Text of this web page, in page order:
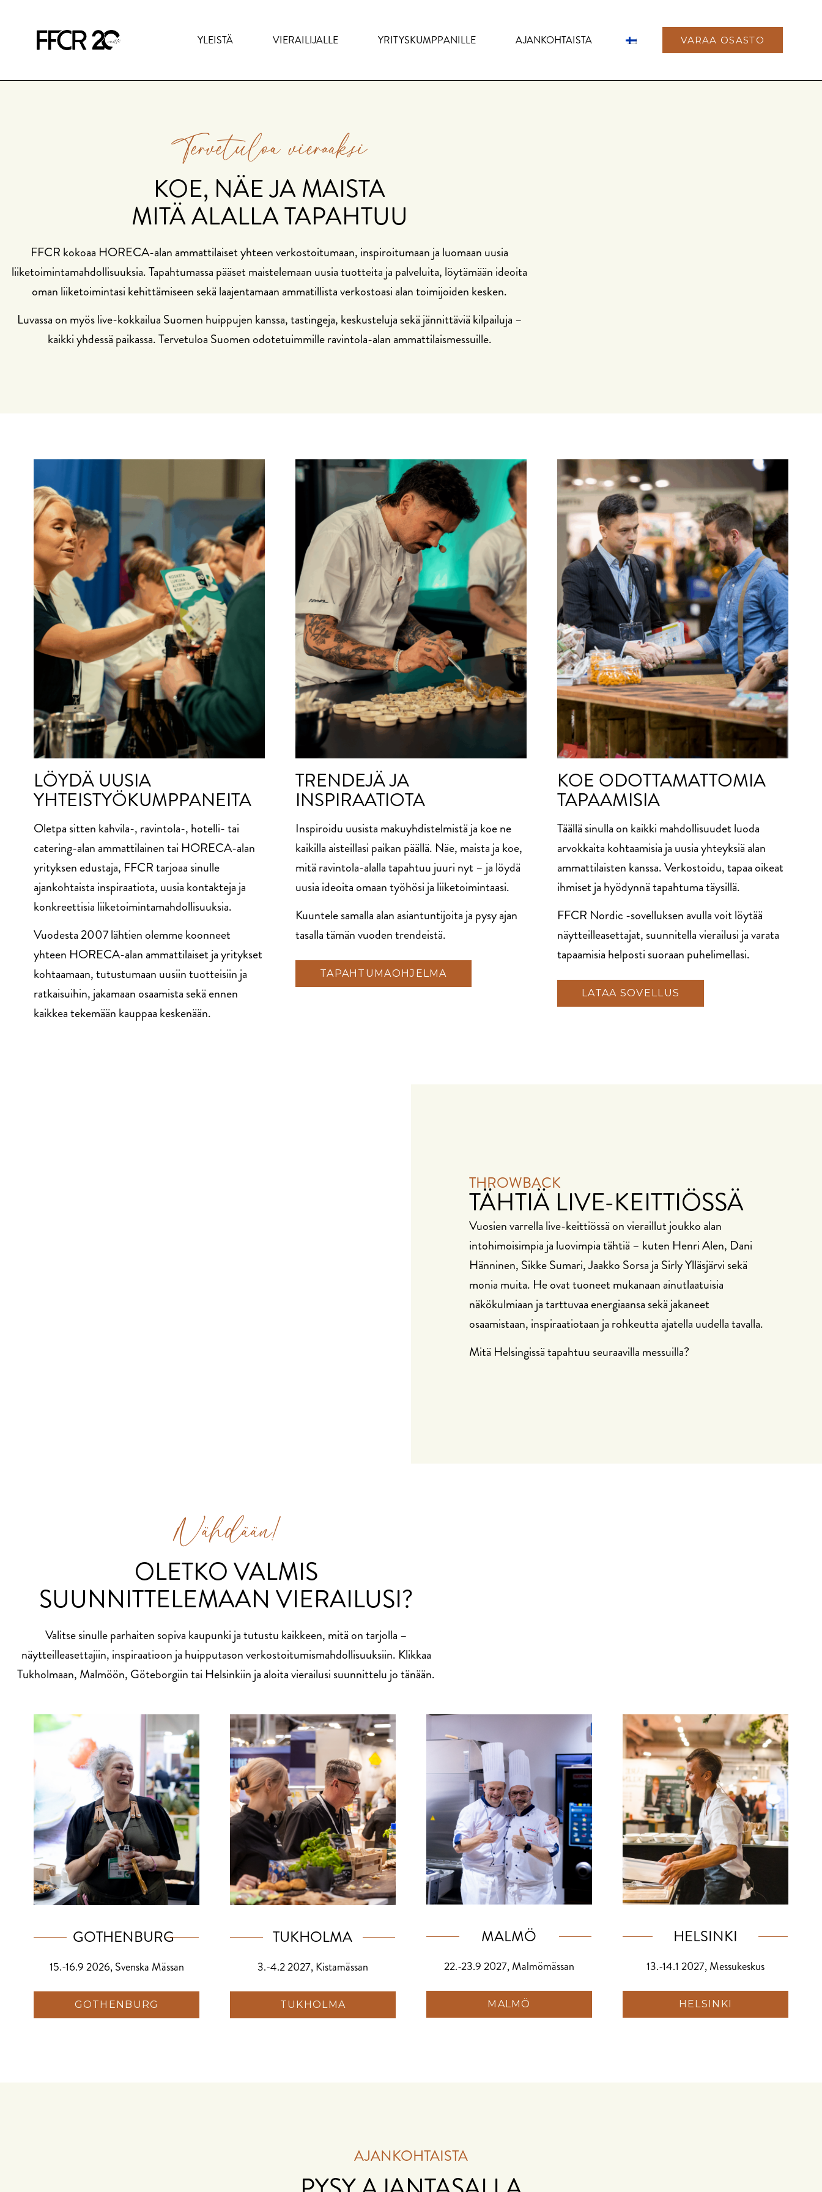
YLEISTÄ VIERAILIJALLE YRITYSKUMPPANILLE AJANKOHTAISTA VARAA OSASTO
Tervetuloa vieraaksi
KOE, NÄE JA MAISTA
MITÄ ALALLA TAPAHTUU
FFCR kokoaa HORECA-alan ammattilaiset yhteen verkostoitumaan, inspiroitumaan ja luomaan uusia
liiketoimintamahdollisuuksia. Tapahtumassa pääset maistelemaan uusia tuotteita ja palveluita, löytämään ideoita
oman liiketoimintasi kehittämiseen sekä laajentamaan ammatillista verkostoasi alan toimijoiden kesken.
Luvassa on myös live-kokkailua Suomen huippujen kanssa, tastingeja, keskusteluja sekä jännittäviä kilpailuja –
kaikki yhdessä paikassa. Tervetuloa Suomen odotetuimmille ravintola-alan ammattilaismessuille.
LÖYDÄ UUSIA
YHTEISTYÖKUMPPANEITA
Oletpa sitten kahvila-, ravintola-, hotelli- tai
catering-alan ammattilainen tai HORECA-alan
yrityksen edustaja, FFCR tarjoaa sinulle
ajankohtaista inspiraatiota, uusia kontakteja ja
konkreettisia liiketoimintamahdollisuuksia.
Vuodesta 2007 lähtien olemme koonneet
yhteen HORECA-alan ammattilaiset ja yritykset
kohtaamaan, tutustumaan uusiin tuotteisiin ja
ratkaisuihin, jakamaan osaamista sekä ennen
kaikkea tekemään kauppaa keskenään.
TRENDEJÄ JA
INSPIRAATIOTA
Inspiroidu uusista makuyhdistelmistä ja koe ne
kaikilla aisteillasi paikan päällä. Näe, maista ja koe,
mitä ravintola-alalla tapahtuu juuri nyt – ja löydä
uusia ideoita omaan työhösi ja liiketoimintaasi.
Kuuntele samalla alan asiantuntijoita ja pysy ajan
tasalla tämän vuoden trendeistä.
TAPAHTUMAOHJELMA
KOE ODOTTAMATTOMIA
TAPAAMISIA
Täällä sinulla on kaikki mahdollisuudet luoda
arvokkaita kohtaamisia ja uusia yhteyksiä alan
ammattilaisten kanssa. Verkostoidu, tapaa oikeat
ihmiset ja hyödynnä tapahtuma täysillä.
FFCR Nordic -sovelluksen avulla voit löytää
näytteilleasettajat, suunnitella vierailusi ja varata
tapaamisia helposti suoraan puhelimellasi.
LATAA SOVELLUS
THROWBACK
TÄHTIÄ LIVE-KEITTIÖSSÄ
Vuosien varrella live-keittiössä on vieraillut joukko alan
intohimoisimpia ja luovimpia tähtiä – kuten Henri Alen, Dani
Hänninen, Sikke Sumari, Jaakko Sorsa ja Sirly Ylläsjärvi sekä
monia muita. He ovat tuoneet mukanaan ainutlaatuisia
näkökulmiaan ja tarttuvaa energiaansa sekä jakaneet
osaamistaan, inspiraatiotaan ja rohkeutta ajatella uudella tavalla.
Mitä Helsingissä tapahtuu seuraavilla messuilla?
Nähdään!
OLETKO VALMIS
SUUNNITTELEMAAN VIERAILUSI?
Valitse sinulle parhaiten sopiva kaupunki ja tutustu kaikkeen, mitä on tarjolla –
näytteilleasettajiin, inspiraatioon ja huipputason verkostoitumismahdollisuuksiin. Klikkaa
Tukholmaan, Malmöön, Göteborgiin tai Helsinkiin ja aloita vierailusi suunnittelu jo tänään.
GOTHENBURG
15.-16.9 2026, Svenska Mässan
GOTHENBURG
TUKHOLMA
3.-4.2 2027, Kistamässan
TUKHOLMA
MALMÖ
22.-23.9 2027, Malmömässan
MALMÖ
HELSINKI
13.-14.1 2027, Messukeskus
HELSINKI
AJANKOHTAISTA